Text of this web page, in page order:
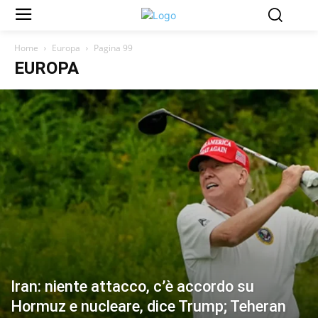
Home Europa Pagina 99
EUROPA
Iran: niente attacco, c’è accordo su
Hormuz e nucleare, dice Trump; Teheran